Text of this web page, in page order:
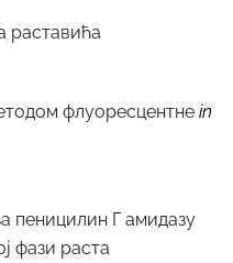
раставића
флуоресцентне in
пеницилин Г амидазу
фази раста